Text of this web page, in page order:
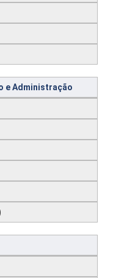
e Administração